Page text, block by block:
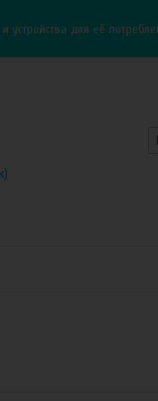
для её